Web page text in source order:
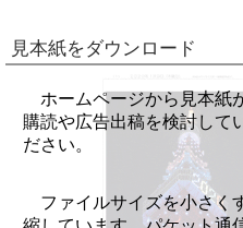
見本紙をダウンロード
ホームページから見本紙
購読や広告出稿を検討して
ださい。
ファイルサイズを小さく